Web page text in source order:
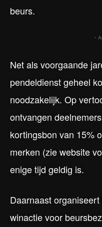
beurs.
-
Net als voorgaande
pendeldienst geheel
noodzakelijk. Op
ontvangen
kortingsbon van 15%
merken (zie website
enige tijd geldig is.
Daarnaast
winactie voor